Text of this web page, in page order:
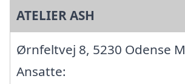
ATELIER ASH
Ørnfeltvej 8, 5230 Odense M
Ansatte: